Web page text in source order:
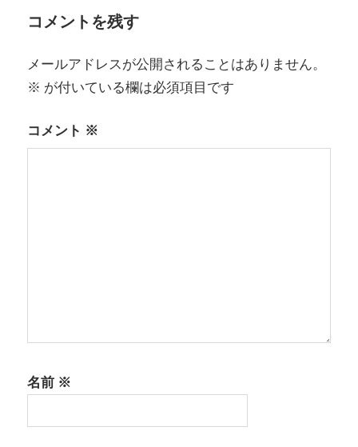
ゲ
ー
シ
ン
コメントを残す
メールアドレスが公開されることはありません。
※ が付いている欄は必須項目です
コメント ※
名前 ※